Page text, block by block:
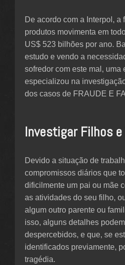
De acordo com a Interpol, a
produtos movimenta em
US$ 523 bilhões por ano.
estudo e vendo a
sofredor com este mal, uma
especializou na
dos casos de FRAUDE E
Investigar Filhos
Devido a situação de
compromissos diários que
dificilmente um pai ou mãe
as atividades do seu filho,
algum outro parente ou
isso, alguns detalhes
despercebidos, e que, se
identificados previamente,
tragédia.